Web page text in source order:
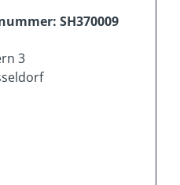
SH370009
3